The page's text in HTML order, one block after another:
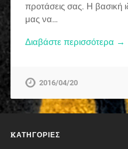
προτάσεις σας. Η βασική
μας να…
Διαβάστε περισσότερα →
2016/04/20
KΑΤΗΓΟΡΊΕΣ